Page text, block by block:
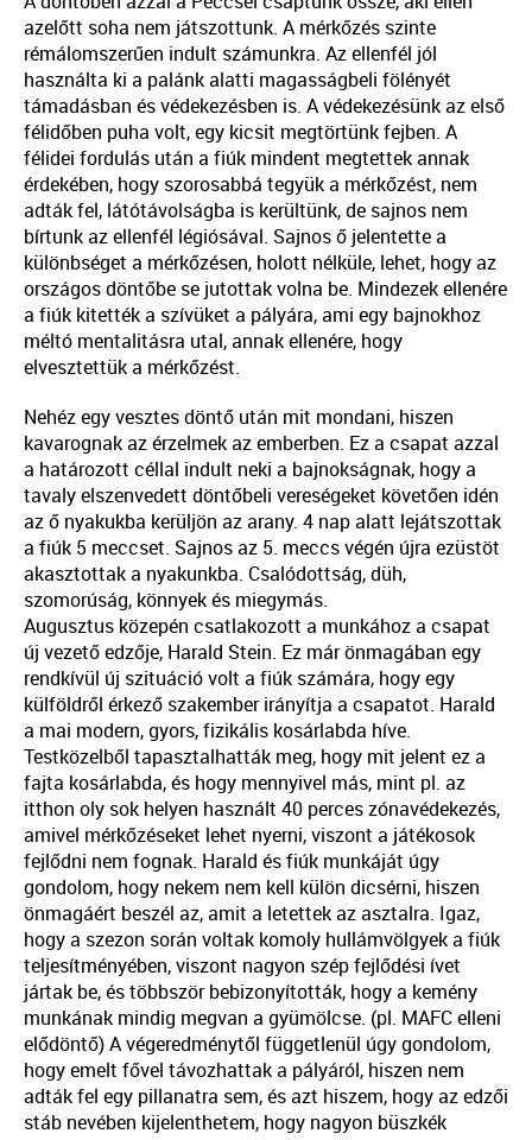
azelőtt soha nem játszottunk. A mérkőzés szinte
rémálomszerűen indult számunkra. Az ellenfél jól
használta ki a palánk alatti magasságbeli fölényét
támadásban és védekezésben is. A védekezésünk az első
félidőben puha volt, egy kicsit megtörtünk fejben. A
félidei fordulás után a fiúk mindent megtettek annak
érdekében, hogy szorosabbá tegyük a mérkőzést, nem
adták fel, látótávolságba is kerültünk, de sajnos nem
bírtunk az ellenfél légiósával. Sajnos ő jelentette a
különbséget a mérkőzésen, holott nélküle, lehet, hogy az
országos döntőbe se jutottak volna be. Mindezek ellenére
a fiúk kitették a szívüket a pályára, ami egy bajnokhoz
méltó mentalitásra utal, annak ellenére, hogy
elvesztettük a mérkőzést.
Nehéz egy vesztes döntő után mit mondani, hiszen
kavarognak az érzelmek az emberben. Ez a csapat azzal
a határozott céllal indult neki a bajnokságnak, hogy a
tavaly elszenvedett döntőbeli vereségeket követően idén
az ő nyakukba kerüljön az arany. 4 nap alatt lejátszottak
a fiúk 5 meccset. Sajnos az 5. meccs végén újra ezüstöt
akasztottak a nyakunkba. Csalódottság, düh,
szomorúság, könnyek és miegymás.
Augusztus közepén csatlakozott a munkához a csapat
új vezető edzője, Harald Stein. Ez már önmagában egy
rendkívül új szituáció volt a fiúk számára, hogy egy
külföldről érkező szakember irányítja a csapatot. Harald
a mai modern, gyors, fizikális kosárlabda híve.
Testközelből tapasztalhatták meg, hogy mit jelent ez a
fajta kosárlabda, és hogy mennyivel más, mint pl. az
itthon oly sok helyen használt 40 perces zónavédekezés,
amivel mérkőzéseket lehet nyerni, viszont a játékosok
fejlődni nem fognak. Harald és fiúk munkáját úgy
gondolom, hogy nekem nem kell külön dicsérni, hiszen
önmagáért beszél az, amit a letettek az asztalra. Igaz,
hogy a szezon során voltak komoly hullámvölgyek a fiúk
teljesítményében, viszont nagyon szép fejlődési ívet
jártak be, és többször bebizonyították, hogy a kemény
munkának mindig megvan a gyümölcse. (pl. MAFC elleni
elődöntő) A végeredménytől függetlenül úgy gondolom,
hogy emelt fővel távozhattak a pályáról, hiszen nem
adták fel egy pillanatra sem, és azt hiszem, hogy az edzői
stáb nevében kijelenthetem, hogy nagyon büszkék